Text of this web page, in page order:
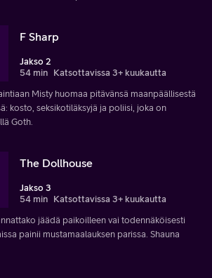
F Sharp
Jakso 2
54 min Katsottavissa 3+ kuukautta
Misty huomaa pitävänsä maanpäällisestä
kosto, seksikotiläksyjä ja poliisi, joka on
Goth.
The Dollhouse
Jakso 3
54 min Katsottavissa 3+ kuukautta
jäädä paikoilleen vai todennäköisesti
painii mustamaalauksen parissa. Shauna